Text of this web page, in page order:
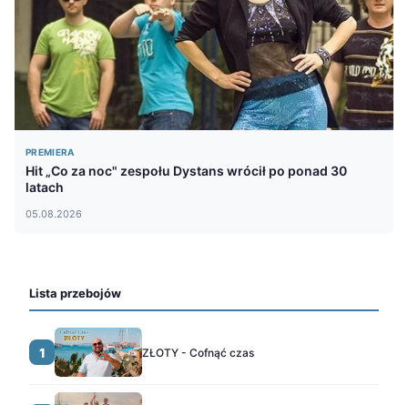
PREMIERA
Hit „Co za noc" zespołu Dystans wrócił po ponad 30
latach
05.08.2026
Lista przebojów
1 ZŁOTY - Cofnąć czas